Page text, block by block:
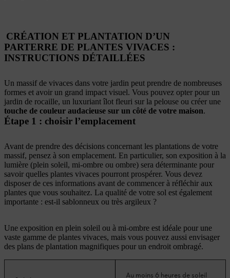
CRÉATION ET PLANTATION D’UN
PARTERRE DE PLANTES VIVACES :
INSTRUCTIONS DÉTAILLÉES
Un massif de vivaces dans votre jardin peut prendre de nombreuses
formes et avoir un grand impact visuel. Vous pouvez opter pour un
jardin de rocaille, un luxuriant îlot fleuri sur la pelouse ou créer une
touche de couleur audacieuse sur un côté de votre maison.
Étape 1 : choisir l’emplacement
Avant de prendre des décisions concernant les plantations de votre
massif, pensez à son emplacement. En particulier, son exposition à la
lumière (plein soleil, mi-ombre ou ombre) sera déterminante pour
savoir quelles plantes vivaces pourront prospérer. Vous devez
disposer de ces informations avant de commencer à réfléchir aux
plantes que vous souhaitez. La qualité de votre sol est également
importante : est-il sablonneux ou très argileux ?
Une exposition en plein soleil ou à mi-ombre est idéale pour une
vaste gamme de plantes vivaces, mais vous pouvez aussi envisager
des plans de plantation magnifiques pour un endroit ombragé.
Au moins 6 heures de soleil